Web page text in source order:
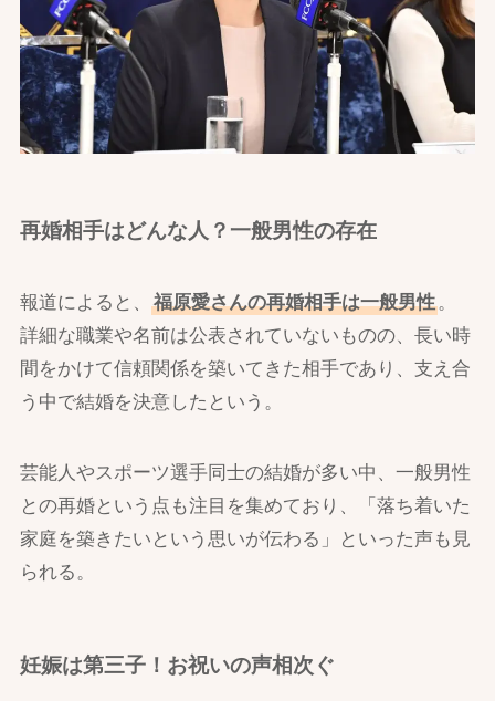
再婚相手はどんな人？一般男性の存在
報道によると、 福原愛さんの再婚相手は一般男性。
詳細な職業や名前は公表されていないものの、長い時
間をかけて信頼関係を築いてきた相手であり、支え合
う中で結婚を決意したという。
芸能人やスポーツ選手同士の結婚が多い中、一般男性
との再婚という点も注目を集めており、「落ち着いた
家庭を築きたいという思いが伝わる」といった声も見
られる。
妊娠は第三子！お祝いの声相次ぐ